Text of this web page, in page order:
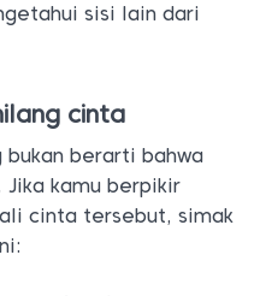
sisi lain dari
cinta
bukan berarti bahwa
Jika kamu berpikir
cinta tersebut, simak